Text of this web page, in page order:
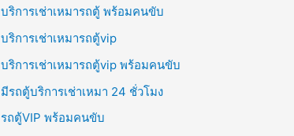
บริการเช่าเหมารถตู้ พร้อมคนขับ
บริการเช่าเหมารถตู้vip
บริการเช่าเหมารถตู้vip พร้อมคนขับ
มีรถตู้บริการเช่าเหมา 24 ชั่วโมง
รถตู้VIP พร้อมคนขับ